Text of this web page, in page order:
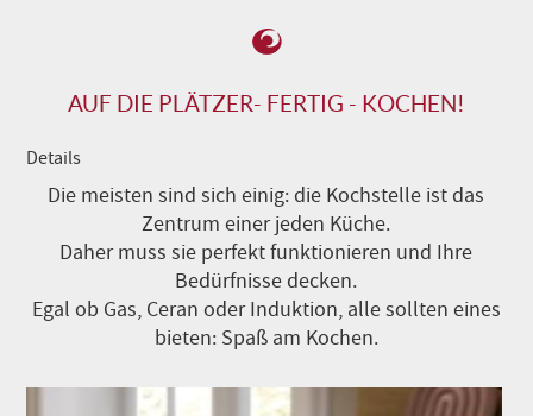
AUF DIE PLÄTZER- FERTIG - KOCHEN!
Details
Die meisten sind sich einig: die Kochstelle ist das
Zentrum einer jeden Küche.
Daher muss sie perfekt funktionieren und Ihre
Bedürfnisse decken.
Egal ob Gas, Ceran oder Induktion, alle sollten eines
bieten: Spaß am Kochen.